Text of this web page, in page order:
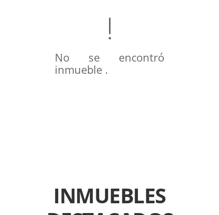
No se encontró
inmueble .
INMUEBLES